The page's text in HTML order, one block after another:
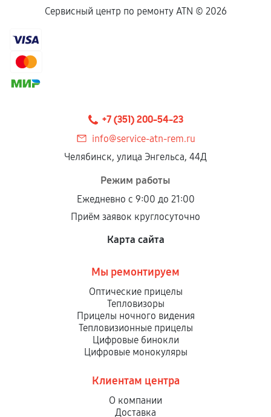
Сервисный центр по ремонту ATN © 2026
+7 (351) 200-54-23
info@service-atn-rem.ru
Челябинск, улица Энгельса, 44Д
Режим работы
Ежедневно с 9:00 до 21:00
Приём заявок круглосуточно
Карта сайта
Мы ремонтируем
Оптические прицелы
Тепловизоры
Прицелы ночного видения
Тепловизионные прицелы
Цифровые бинокли
Цифровые монокуляры
Клиентам центра
О компании
Доставка